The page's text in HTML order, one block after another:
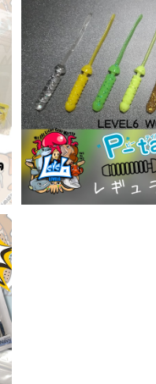
Pテイル55Plus レギ
色
¥605